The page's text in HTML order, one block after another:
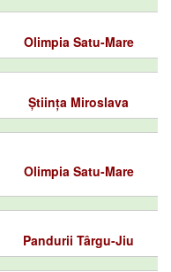
Olimpia Satu-Mare
Știința Miroslava
Olimpia Satu-Mare
Pandurii Târgu-Jiu